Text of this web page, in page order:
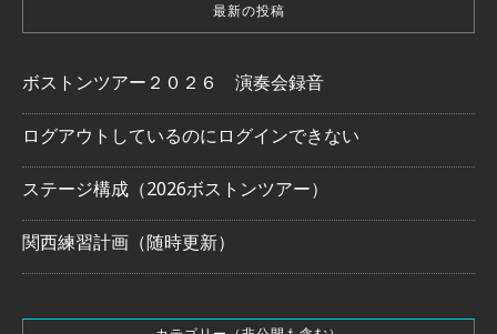
最新の投稿
ボストンツアー２０２６ 演奏会録音
ログアウトしているのにログインできない
ステージ構成（2026ボストンツアー）
関西練習計画（随時更新）